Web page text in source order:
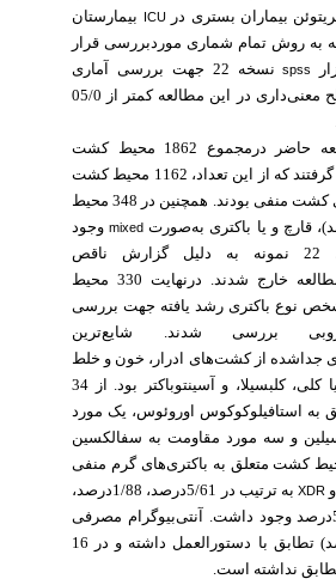
بیماران بستری در ICU
بیمارستان
به روش تمام شماری موردبررسی قرار
spss
نسخه 22 جهت بررسی آماری
استفاده شد. سطح معنی‌داری در این مطالعه کمتر از 05/0
در مطالعه حاضر درمجموع 1862 محیط کشت
موردبررسی قرار گرفتند که از این تعداد، 1162 محیط کشت
(4/62درصد) دارای کشت منفی بودند. همچنین در 348 محیط
mixedوجود
داشت. همچنین، 22 نمونه به دلیل گزارش ناقص
آنتی‌بیوگرام از مطالعه خارج شدند. درنهایت 330 محیط
نوع باکتری رشد یافته جهت بررسی
بررسی شدند. شایع‌ترین
جداشده از کشت‌های ادرار، خون و خلط
به ترتیب اشترشیا کلی، کلبسیلا، و آسینتوباکتر بود. از 34
استافیلوکوکوس اوروئوس، یک مورد
و سه مورد مقاومت به سفالکسین
به ترتیب در 5/61درصد، 1/88درصد،
و 5/11درصد وجود داشت. آنتی‌بیوگرام مصرفی
در 314 (5/98درصد) تطابق با دستورالعمل­ داشته و در 16